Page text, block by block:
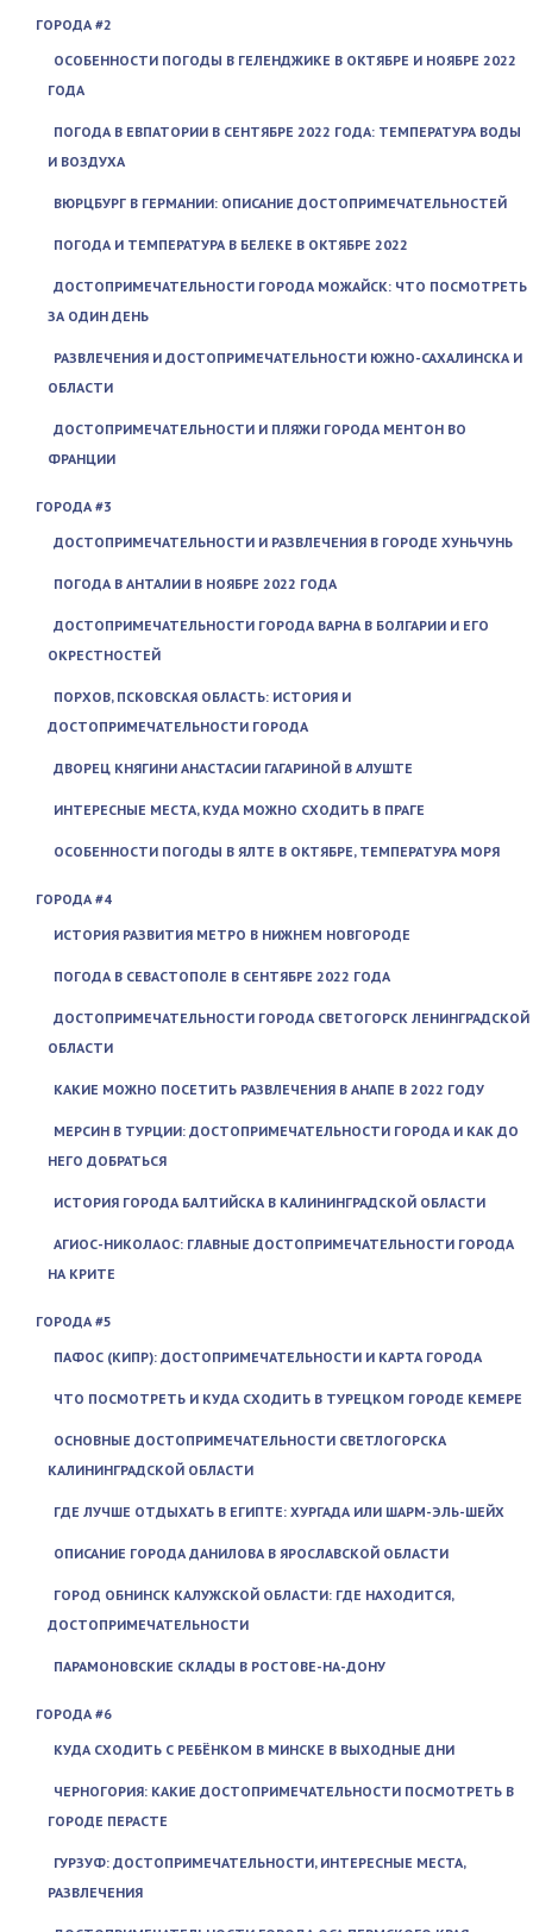
ГОРОДА #2
ОСОБЕННОСТИ ПОГОДЫ В ГЕЛЕНДЖИКЕ В ОКТЯБРЕ И НОЯБРЕ 2022
ГОДА
ПОГОДА В ЕВПАТОРИИ В СЕНТЯБРЕ 2022 ГОДА: ТЕМПЕРАТУРА ВОДЫ
И ВОЗДУХА
ВЮРЦБУРГ В ГЕРМАНИИ: ОПИСАНИЕ ДОСТОПРИМЕЧАТЕЛЬНОСТЕЙ
ПОГОДА И ТЕМПЕРАТУРА В БЕЛЕКЕ В ОКТЯБРЕ 2022
ДОСТОПРИМЕЧАТЕЛЬНОСТИ ГОРОДА МОЖАЙСК: ЧТО ПОСМОТРЕТЬ
ЗА ОДИН ДЕНЬ
РАЗВЛЕЧЕНИЯ И ДОСТОПРИМЕЧАТЕЛЬНОСТИ ЮЖНО-САХАЛИНСКА И
ОБЛАСТИ
ДОСТОПРИМЕЧАТЕЛЬНОСТИ И ПЛЯЖИ ГОРОДА МЕНТОН ВО
ФРАНЦИИ
ГОРОДА #3
ДОСТОПРИМЕЧАТЕЛЬНОСТИ И РАЗВЛЕЧЕНИЯ В ГОРОДЕ ХУНЬЧУНЬ
ПОГОДА В АНТАЛИИ В НОЯБРЕ 2022 ГОДА
ДОСТОПРИМЕЧАТЕЛЬНОСТИ ГОРОДА ВАРНА В БОЛГАРИИ И ЕГО
ОКРЕСТНОСТЕЙ
ПОРХОВ, ПСКОВСКАЯ ОБЛАСТЬ: ИСТОРИЯ И
ДОСТОПРИМЕЧАТЕЛЬНОСТИ ГОРОДА
ДВОРЕЦ КНЯГИНИ АНАСТАСИИ ГАГАРИНОЙ В АЛУШТЕ
ИНТЕРЕСНЫЕ МЕСТА, КУДА МОЖНО СХОДИТЬ В ПРАГЕ
ОСОБЕННОСТИ ПОГОДЫ В ЯЛТЕ В ОКТЯБРЕ, ТЕМПЕРАТУРА МОРЯ
ГОРОДА #4
ИСТОРИЯ РАЗВИТИЯ МЕТРО В НИЖНЕМ НОВГОРОДЕ
ПОГОДА В СЕВАСТОПОЛЕ В СЕНТЯБРЕ 2022 ГОДА
ДОСТОПРИМЕЧАТЕЛЬНОСТИ ГОРОДА СВЕТОГОРСК ЛЕНИНГРАДСКОЙ
ОБЛАСТИ
КАКИЕ МОЖНО ПОСЕТИТЬ РАЗВЛЕЧЕНИЯ В АНАПЕ В 2022 ГОДУ
МЕРСИН В ТУРЦИИ: ДОСТОПРИМЕЧАТЕЛЬНОСТИ ГОРОДА И КАК ДО
НЕГО ДОБРАТЬСЯ
ИСТОРИЯ ГОРОДА БАЛТИЙСКА В КАЛИНИНГРАДСКОЙ ОБЛАСТИ
АГИОС-НИКОЛАОС: ГЛАВНЫЕ ДОСТОПРИМЕЧАТЕЛЬНОСТИ ГОРОДА
НА КРИТЕ
ГОРОДА #5
ПАФОС (КИПР): ДОСТОПРИМЕЧАТЕЛЬНОСТИ И КАРТА ГОРОДА
ЧТО ПОСМОТРЕТЬ И КУДА СХОДИТЬ В ТУРЕЦКОМ ГОРОДЕ КЕМЕРЕ
ОСНОВНЫЕ ДОСТОПРИМЕЧАТЕЛЬНОСТИ СВЕТЛОГОРСКА
КАЛИНИНГРАДСКОЙ ОБЛАСТИ
ГДЕ ЛУЧШЕ ОТДЫХАТЬ В ЕГИПТЕ: ХУРГАДА ИЛИ ШАРМ-ЭЛЬ-ШЕЙХ
ОПИСАНИЕ ГОРОДА ДАНИЛОВА В ЯРОСЛАВСКОЙ ОБЛАСТИ
ГОРОД ОБНИНСК КАЛУЖСКОЙ ОБЛАСТИ: ГДЕ НАХОДИТСЯ,
ДОСТОПРИМЕЧАТЕЛЬНОСТИ
ПАРАМОНОВСКИЕ СКЛАДЫ В РОСТОВЕ-НА-ДОНУ
ГОРОДА #6
КУДА СХОДИТЬ С РЕБЁНКОМ В МИНСКЕ В ВЫХОДНЫЕ ДНИ
ЧЕРНОГОРИЯ: КАКИЕ ДОСТОПРИМЕЧАТЕЛЬНОСТИ ПОСМОТРЕТЬ В
ГОРОДЕ ПЕРАСТЕ
ГУРЗУФ: ДОСТОПРИМЕЧАТЕЛЬНОСТИ, ИНТЕРЕСНЫЕ МЕСТА,
РАЗВЛЕЧЕНИЯ